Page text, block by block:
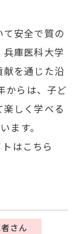
安全で質の
庫医科大学
献を通じた沿
からは、子ど
しく学べる
ます。
はこちら
さん